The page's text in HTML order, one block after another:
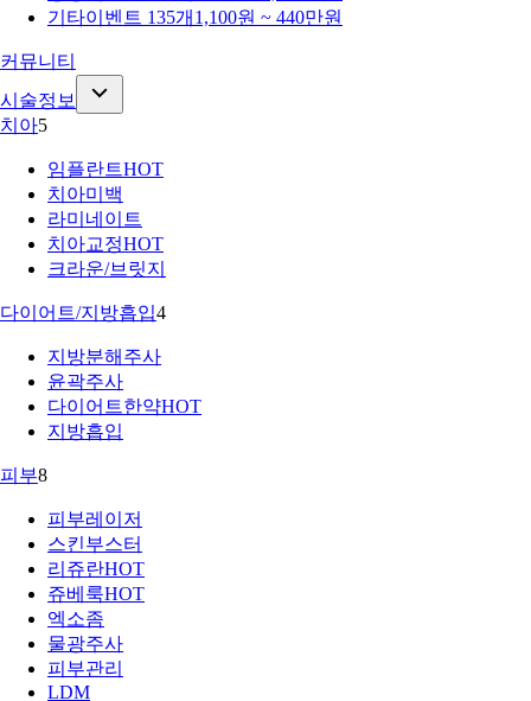
기타이벤트 135개 1,100원 ~ 440만원
커뮤니티
시술정보
치아5
임플란트HOT
치아미백
라미네이트
치아교정HOT
크라운/브릿지
다이어트/지방흡입4
지방분해주사
윤곽주사
다이어트한약HOT
지방흡입
피부8
피부레이저
스킨부스터
리쥬란HOT
쥬베룩HOT
엑소좀
물광주사
피부관리
LDM